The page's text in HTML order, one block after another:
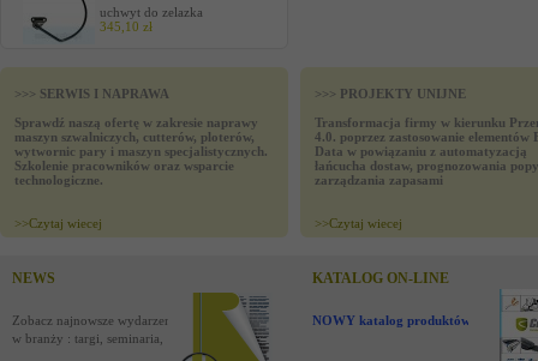
uchwyt do zelazka
345,10 zł
>>> SERWIS I NAPRAWA
Sprawdź naszą ofertę w zakresie naprawy
maszyn szwalniczych, cutterów, ploterów,
wytwornic pary i maszyn specjalistycznych.
Szkolenie pracowników oraz wsparcie
technologiczne.
>>Czytaj wiecej
>>> PROJEKTY UNIJNE
Transformacja firmy w kierunku
4.0. poprzez zastosowanie elementów
Data w powiązaniu z automatyzacją
łańcucha dostaw, prognozowania
zarządzania zapasami
>>Czytaj wiecej
NEWS
Zobacz najnowsze wydarzenia
w branży : targi, seminaria,
KATALOG ON-LINE
NOWY katalog produktów !